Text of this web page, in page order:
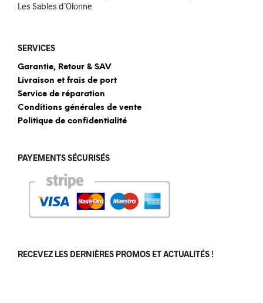
Les Sables d’Olonne
SERVICES
Garantie, Retour & SAV
Livraison et frais de port
Service de réparation
Conditions générales de vente
Politique de confidentialité
PAYEMENTS SÉCURISÉS
RECEVEZ LES DERNIÈRES PROMOS ET ACTUALITÉS !